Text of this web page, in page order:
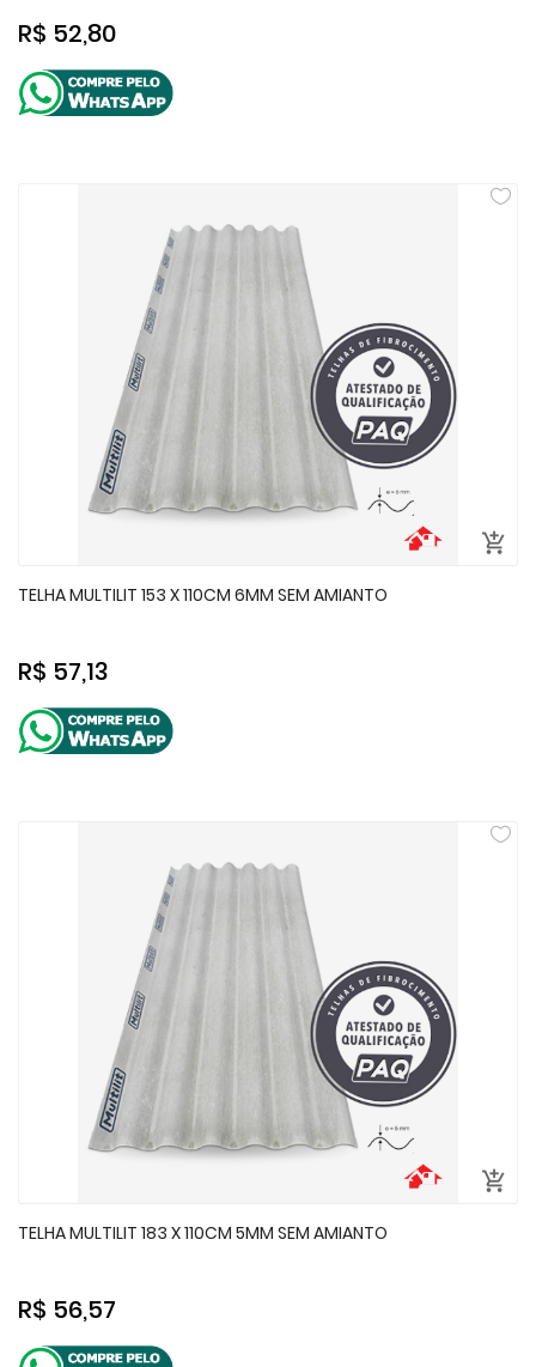
R$ 52,80
TELHA MULTILIT 153 X 110CM 6MM SEM AMIANTO
R$ 57,13
TELHA MULTILIT 183 X 110CM 5MM SEM AMIANTO
R$ 56,57